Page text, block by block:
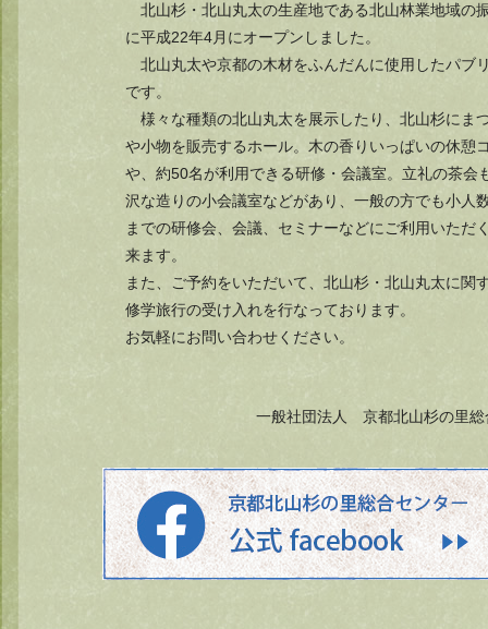
北山杉・北山丸太の生産地である北山林業地域の
に平成22年4月にオープンしました。
北山丸太や京都の木材をふんだんに使用したパブ
です。
様々な種類の北山丸太を展示したり、北山杉にま
や小物を販売するホール。木の香りいっぱいの休憩
や、約50名が利用できる研修・会議室。立礼の茶会
沢な造りの小会議室などがあり、一般の方でも小人
までの研修会、会議、セミナーなどにご利用いただ
来ます。
また、ご予約をいただいて、北山杉・北山丸太に関
修学旅行の受け入れを行なっております。
お気軽にお問い合わせください。
一般社団法人 京都北山杉の里総